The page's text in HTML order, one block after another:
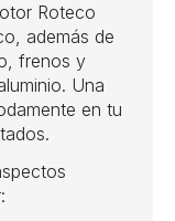
Roteco
además de
frenos y
Una
en tu